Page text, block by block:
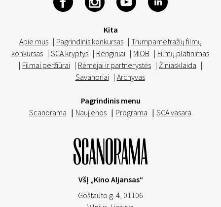
Kita
Apie mus | Pagrindinis konkursas | Trumpametražių filmų
konkursas | SCA kryptys | Renginiai | MIOB | Filmų platinimas
| Filmai peržiūrai | Rėmėjai ir partnerystės | Žiniasklaida |
Savanoriai | Archyvas
Pagrindinis menu
Scanorama | Naujienos | Programa | SCA vasara
VšĮ „Kino Aljansas“
Goštauto g. 4, 01106